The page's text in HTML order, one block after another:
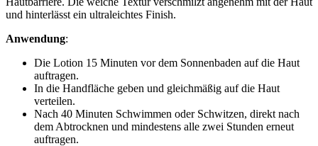
und hinterlässt ein ultraleichtes Finish.
Anwendung:
Die Lotion 15 Minuten vor dem Sonnenbaden auf die Haut
auftragen.
In die Handfläche geben und gleichmäßig auf die Haut
verteilen.
Nach 40 Minuten Schwimmen oder Schwitzen, direkt nach
dem Abtrocknen und mindestens alle zwei Stunden erneut
auftragen.